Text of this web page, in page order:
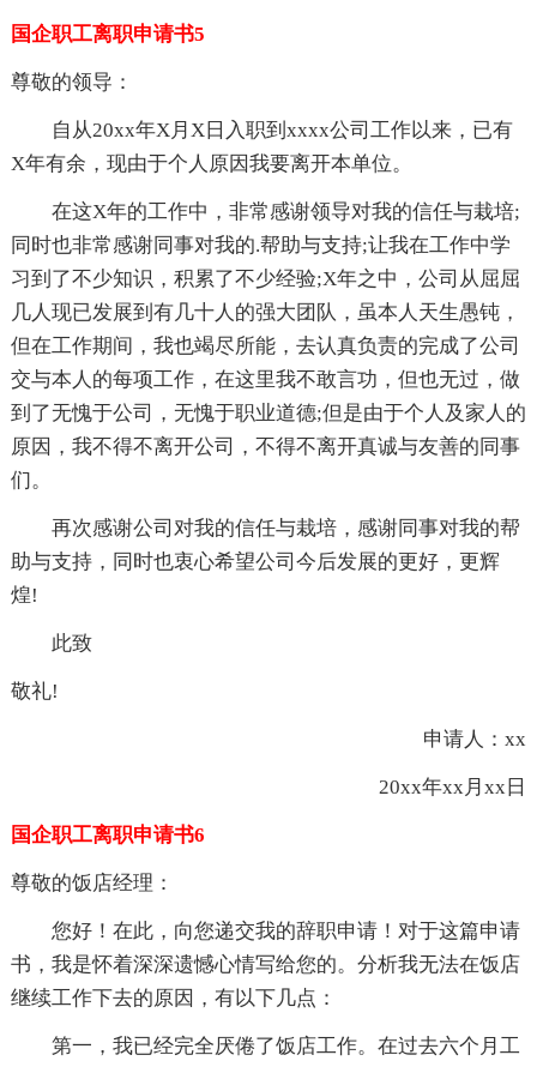
国企职工离职申请书5
尊敬的领导：
自从20xx年X月X日入职到xxxx公司工作以来，已有
X年有余，现由于个人原因我要离开本单位。
在这X年的工作中，非常感谢领导对我的信任与栽培;
同时也非常感谢同事对我的.帮助与支持;让我在工作中学
习到了不少知识，积累了不少经验;X年之中，公司从屈屈
几人现已发展到有几十人的强大团队，虽本人天生愚钝，
但在工作期间，我也竭尽所能，去认真负责的完成了公司
交与本人的每项工作，在这里我不敢言功，但也无过，做
到了无愧于公司，无愧于职业道德;但是由于个人及家人的
原因，我不得不离开公司，不得不离开真诚与友善的同事
们。
再次感谢公司对我的信任与栽培，感谢同事对我的帮
助与支持，同时也衷心希望公司今后发展的更好，更辉
煌!
此致
敬礼!
申请人：xx
20xx年xx月xx日
国企职工离职申请书6
尊敬的饭店经理：
您好！在此，向您递交我的辞职申请！对于这篇申请
书，我是怀着深深遗憾心情写给您的。分析我无法在饭店
继续工作下去的原因，有以下几点：
第一，我已经完全厌倦了饭店工作。在过去六个月工